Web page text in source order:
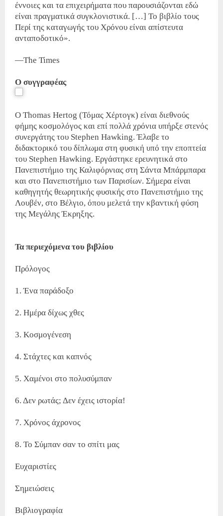
έννοιες και τα επιχειρήματα που παρουσιάζονται εδώ
είναι πραγματικά συγκλονιστικά. […] Το βιβλίο τους
Περί της καταγωγής του Χρόνου είναι απίστευτα
ανταποδοτικό».
—The Times
Ο συγγραφέας
Ο Thomas Hertog (Τόμας Χέρτογκ) είναι διεθνούς
φήμης κοσμολόγος και επί πολλά χρόνια υπήρξε στενός
συνεργάτης του Stephen Hawking. Έλαβε το
διδακτορικό του δίπλωμα στη φυσική υπό την εποπτεία
του Stephen Hawking. Εργάστηκε ερευνητικά στο
Πανεπιστήμιο της Καλιφόρνιας στη Σάντα Μπάρμπαρα
και στο Πανεπιστήμιο των Παρισίων. Σήμερα είναι
καθηγητής θεωρητικής φυσικής στο Πανεπιστήμιο της
Λουβέν, στο Βέλγιο, όπου μελετά την κβαντική φύση
της Μεγάλης Έκρηξης.
Τα περιεχόμενα του βιβλίου
Πρόλογος
1. Ένα παράδοξο
2. Ημέρα δίχως χθες
3. Κοσμογένεση
4. Στάχτες και καπνός
5. Χαμένοι στο πολυσύμπαν
6. Δεν ρωτάς; Δεν έχεις ιστορία!
7. Χρόνος άχρονος
8. Το Σύμπαν σαν το σπίτι μας
Ευχαριστίες
Σημειώσεις
Βιβλιογραφία